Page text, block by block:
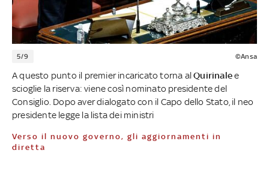
5/9 ©Ansa
A questo punto il premier incaricato torna alQuirinalee
scioglie la riserva: viene così nominato presidente del
Consiglio. Dopo aver dialogato con il Capo dello Stato, il neo
presidente legge la lista dei ministri
Verso il nuovo governo, gli aggiornamenti in
diretta